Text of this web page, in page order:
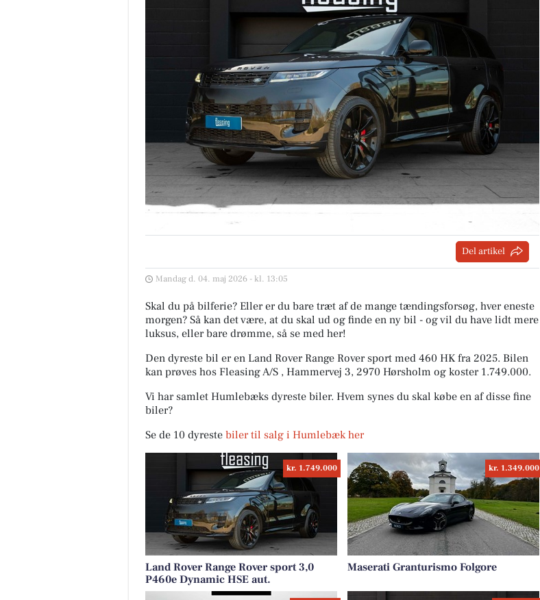
Del artikel
Mandag d. 04. maj 2026 - kl. 13:05
Skal du på bilferie? Eller er du bare træt af de mange tændingsforsøg, hver eneste
morgen? Så kan det være, at du skal ud og finde en ny bil - og vil du have lidt mere
luksus, eller bare drømme, så se med her!
Den dyreste bil er en Land Rover Range Rover sport med 460 HK fra 2025. Bilen
kan prøves hos Fleasing A/S , Hammervej 3, 2970 Hørsholm og koster 1.749.000.
Vi har samlet Humlebæks dyreste biler. Hvem synes du skal købe en af disse fine
biler?
Se de 10 dyreste biler til salg i Humlebæk her
kr. 1.749.000
Land Rover Range Rover sport 3,0
P460e Dynamic HSE aut.
kr. 1.349.000
Maserati Granturismo Folgore